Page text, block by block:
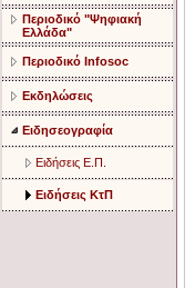
Περιοδικό "Ψηφιακή
Ελλάδα"
Περιοδικό Infosoc
Εκδηλώσεις
Ειδησεογραφία
Ειδήσεις Ε.Π.
Ειδήσεις ΚτΠ